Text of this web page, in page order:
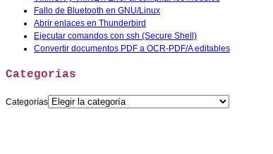
Fallo de Bluetooth en GNU/Linux
Abrir enlaces en Thunderbird
Ejecutar comandos con ssh (Secure Shell)
Convertir documentos PDF a OCR-PDF/A editables
Categorías
Categorías